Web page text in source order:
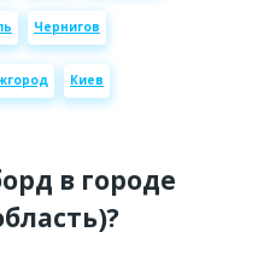
Чернигов
Киев
в городе